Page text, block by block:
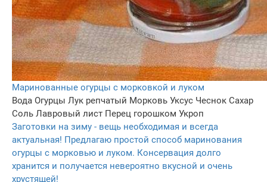
Маринованные огурцы с морковкой и луком
Вода Огурцы Лук репчатый Морковь Уксус Чеснок Сахар
Соль Лавровый лист Перец горошком Укроп
Заготовки на зиму - вещь необходимая и всегда
актуальная! Предлагаю простой способ маринования
огурцы с морковью и луком. Консервация долго
хранится и получается невероятно вкусной и очень
хрустящей!